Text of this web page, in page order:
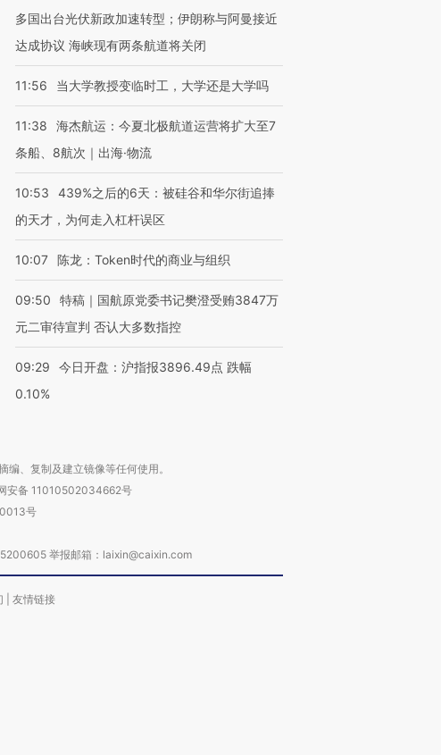
多国出台光伏新政加速转型；伊朗称与阿曼接近
达成协议 海峡现有两条航道将关闭
11:56 当大学教授变临时工，大学还是大学吗
11:38
海杰航运：今夏北极航道运营将扩大至7
条船、8航次｜出海·物流
10:53
439%之后的6天：被硅谷和华尔街追捧
的天才，为何走入杠杆误区
10:07 陈龙：Token时代的商业与组织
09:50
特稿｜国航原党委书记樊澄受贿3847万
元二审待宣判 否认大多数指控
09:29
今日开盘：沪指报3896.49点 跌幅
0.10%
、复制及建立镜像等任何使用。
安备 11010502034662号
号
举报邮箱：laixin@caixin.com
友情链接